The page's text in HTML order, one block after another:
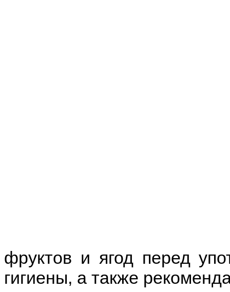
фруктов и ягод перед
гигиены, а также